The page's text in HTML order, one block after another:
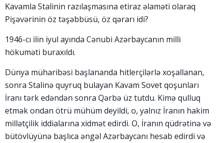
Kavamla Stalinin razılaşmasına etiraz əlaməti olaraq
Pişəvərinin öz təşəbbüsü, öz qərarı idi?
1946-cı ilin iyul ayında Cənubi Azərbaycanın milli
hökuməti buraxıldı.
Dünya müharibəsi başlananda hitlerçilərlə xoşallanan,
sonra Stalinə quyruq bulayan Kavam Sovet qoşunları
İranı tərk edəndən sonra Qərbə üz tutdu. Kimə qulluq
etmək ondan ötrü mühüm deyildi, o, yalnız İranın hakim
millətçilik iddialarına xidmət edirdi. O, İranın qüdrətinə və
bütövlüyünə başlıca əngəl Azərbaycanı hesab edirdi və